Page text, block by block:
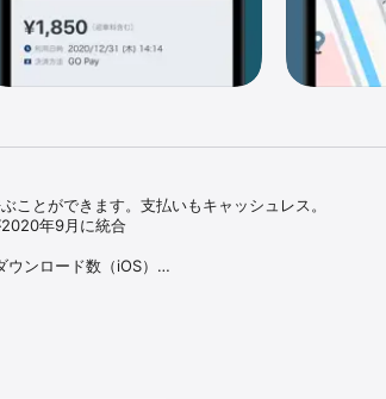
ことができます。支払いもキャッシュレス。
2020年9月に統合
ンロード数（iOS）
朝や時間がないときの強い味方です。